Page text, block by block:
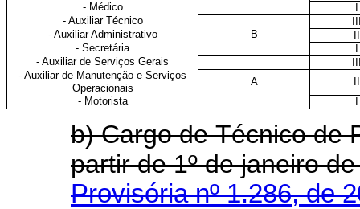
- Médico
- Auxiliar Técnico
- Auxiliar Administrativo
B
- Secretária
- Auxiliar de Serviços Gerais
- Auxiliar de Manutenção e Serviços
Operacionais
A
- Motorista
b)Cargo deTécnico de
partir de 1º de janeiro
Provisória nº 1.286, de